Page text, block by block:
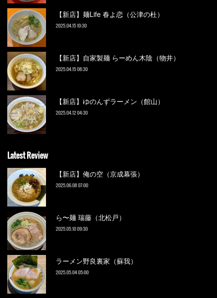
【新店】麺Life 春よ恋（公津の杜）
2025.04.15 10:30
【新店】自家製麺 らーめん木陰（物井）
2025.04.15 08:30
【新店】ゆのんずラーメン（館山）
2025.04.12 04:30
Latest Review
【新店】俺の空（京成幕張）
2025.06.08 07:00
ら〜麺 瑞藤（北松戸）
2025.05.10 09:30
ラーメン野良裏家（蘇我）
2025.05.04 05:00